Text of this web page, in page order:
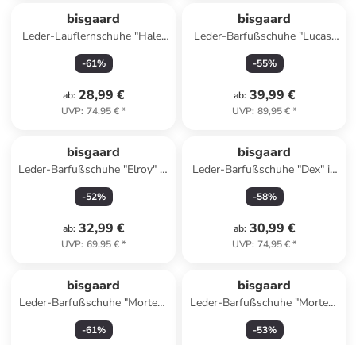
bisgaard
Leder-Lauflernschuhe "Hale"
in Dunkelblau
-61%
ab: 28,99 €
UVP: 74,95 €*
bisgaard
Leder-Barfußschuhe "Lucas"
in Rosa
-55%
ab: 39,99 €
UVP: 89,95 €*
bisgaard
Leder-Barfußschuhe "Elroy" in
Beige/ Hellblau
-52%
ab: 32,99 €
UVP: 69,95 €*
bisgaard
Leder-Barfußschuhe "Dex" in
Hellbraun
-58%
ab: 30,99 €
UVP: 74,95 €*
bisgaard
Leder-Barfußschuhe "Morten"
in Rosa
-61%
bisgaard
Leder-Barfußschuhe "Morten"
in Beige/ Orange
-53%